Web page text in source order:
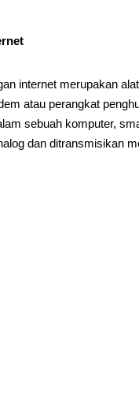
internet merupakan
atau perangkat
sebuah komputer,
dan ditransmisikan